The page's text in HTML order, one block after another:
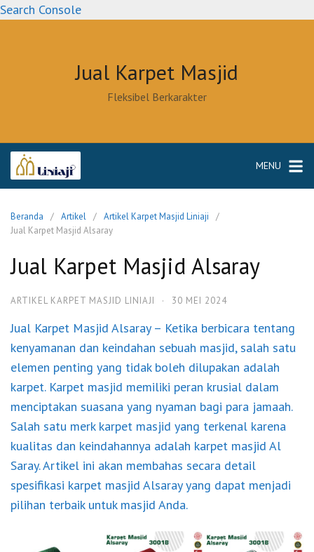
Search ConsoleLangsung
Jual Karpet Masjid
Fleksibel Berkarakter
MENU
Beranda Artikel
Artikel Karpet Masjid Liniaji
Jual Karpet Masjid Alsaray
Jual Karpet Masjid Alsaray
ARTIKEL KARPET MASJID LINIAJI · 30 MEI 2024
Jual Karpet Masjid Alsaray– Ketika berbicara tentang
kenyamanan dan keindahan sebuah masjid, salah satu
elemen penting yang tidak boleh dilupakan adalah
karpet. Karpet masjid memiliki peran krusial dalam
menciptakan suasana yang nyaman bagi para jamaah.
Salah satu merk karpet masjid yang terkenal karena
kualitas dan keindahannya adalah karpet masjid Al
Saray. Artikel ini akan membahas secara detail
spesifikasi karpet masjid Alsaray yang dapat menjadi
pilihan terbaik untuk masjid Anda.